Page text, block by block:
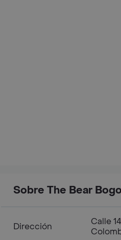
Sobre The Bear
Dirección
Calle